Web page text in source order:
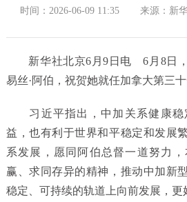
时间：2026-06-09 11:35 来源：新
新华社北京6月9日电 6月8日，
易丝·阿伯，祝贺她就任加拿大第三十
习近平指出，中加关系健康稳
益，也有利于世界和平稳定和发展
系发展，愿同阿伯总督一道努力
赢、求同存异的精神，推动中加新
稳定、可持续的轨道上向前发展，更